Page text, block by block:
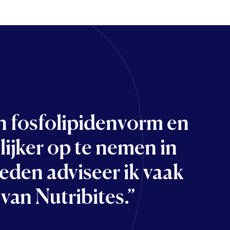
fosfolipidenvorm en
op te nemen in
adviseer ik vaak
Nutribites.”